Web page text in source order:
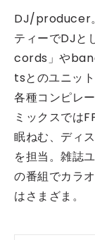
DJ/producer
ティーでDJと
cords」や
tsとのユニッ
各種コンピレ
ミックスでは
眠ねむ、ディ
を担当。雑誌
の番組でカラ
はさまざま。